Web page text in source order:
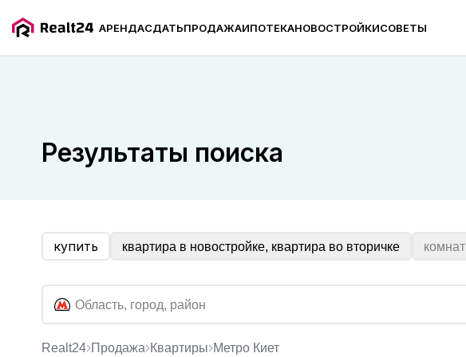
АРЕНДАСДАТЬПРОДАЖАИПОТЕКАНОВОСТРОЙКИСОВЕТЫ
Результаты поиска
купить квартира в новостройке, квартира во вторичке комнат
Realt24 Продажа квартиры метро Киет